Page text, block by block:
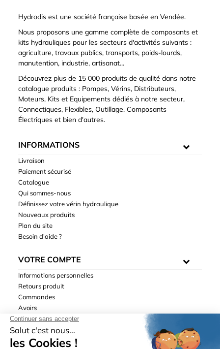
Hydrodis est une société française basée en Vendée.
Nous proposons une gamme complète de composants et
kits hydrauliques pour les secteurs d'activités suivants :
agriculture, travaux publics, transports, poids-lourds,
manutention, industrie, artisanat...
Découvrez plus de 15 000 produits de qualité dans notre
catalogue produits : Pompes, Vérins, Distributeurs,
Moteurs, Kits et Equipements dédiés à notre secteur,
Connectiques, Flexibles, Outillage, Composants
Électriques et bien d'autres.
INFORMATIONS
Livraison
Paiement sécurisé
Catalogue
Qui sommes-nous
Définissez votre vérin hydraulique
Nouveaux produits
Plan du site
Besoin d'aide ?
VOTRE COMPTE
Informations personnelles
Retours produit
Commandes
Avoirs
Adresses
Bons de réduction